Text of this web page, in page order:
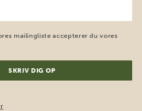
mailingliste accepterer du vores